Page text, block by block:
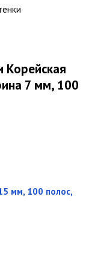
Корейская
7 мм, 100
мм, 100 полос,